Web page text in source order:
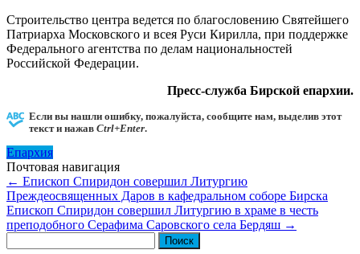
Строительство центра ведется по благословению Святейшего
Патриарха Московского и всея Руси Кирилла, при поддержке
Федерального агентства по делам национальностей
Российской Федерации.
Пресс-служба Бирской епархии.
Если вы нашли ошибку, пожалуйста, сообщите нам, выделив этот
текст и нажав Ctrl+Enter.
Епархия
Почтовая навигация
← Епископ Спиридон совершил Литургию
Преждеосвященных Даров в кафедральном соборе Бирска
Епископ Спиридон совершил Литургию в храме в честь
преподобного Серафима Саровского села Бердяш →